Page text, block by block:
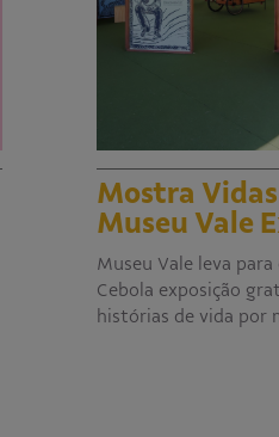
Mostra
Museu Vale
Museu Vale leva para
Cebola exposição
histórias de vida por